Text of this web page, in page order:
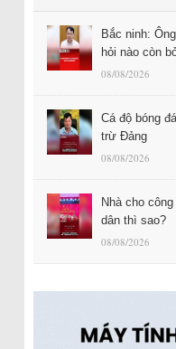
Bắc ninh:
hỏi nào còn
08/08/2026
Cá độ bóng
trừ Đảng
08/08/2026
Nhà cho
dân thì sao?
08/08/2026